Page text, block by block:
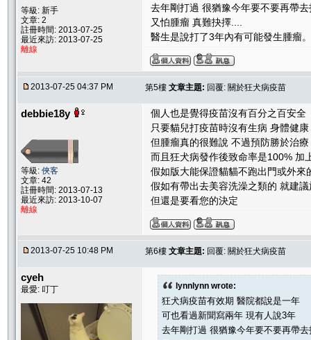
等級: 新手
文章: 2
註冊時間: 2013-07-25
最近來訪: 2013-07-25
離線
去年剛打過 很猶豫今年要不要再帶去
又怕腫瘤 真難抉擇....
醫生是說打了3年內有可能發生腫瘤。
2013-07-25 04:37 PM 第5樓 文章主題: 回覆: 關於狂犬病疫苗
debbie18y
等級: 俠客
文章: 42
註冊時間: 2013-07-13
最近來訪: 2013-10-07
離線
個人也是覺得疫苗沒有百分之百安全
只要貓兒打疫苗時沒有生病 身體健
但腫瘤真的很難說 不過預防勝於治療
而且狂犬病發作後致命率是100% 加
假如版大能保證貓貓不跑出門或外來
假如有帶出去美容洗澡之類的 就建議
但還是要看您的決定
2013-07-25 10:48 PM 第6樓 文章主題: 回覆: 關於狂犬病疫苗
cyeh
最愛: 叮丁 lynnlynn wrote:
狂犬病疫苗有效期 醫院都說是一年
可也看過新聞寫兩年 現有人說3年
去年剛打過 很猶豫今年要不要再帶去